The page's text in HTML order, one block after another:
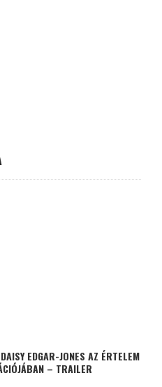
EDGAR-JONES AZ ÉRTELEM
– TRAILER